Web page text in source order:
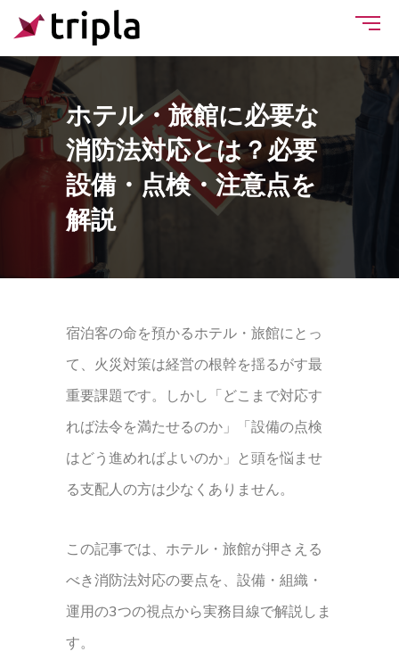
ホテル・旅館に必要な
消防法対応とは？必要
設備・点検・注意点を
解説
宿泊客の命を預かるホテル・旅館にとっ
て、火災対策は経営の根幹を揺るがす最
重要課題です。しかし「どこまで対応す
れば法令を満たせるのか」「設備の点検
はどう進めればよいのか」と頭を悩ませ
る支配人の方は少なくありません。
この記事では、ホテル・旅館が押さえる
べき消防法対応の要点を、設備・組織・
運用の3つの視点から実務目線で解説しま
す。